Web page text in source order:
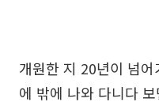
개원한 지 20년이 넘
에 밖에 나와 다니다